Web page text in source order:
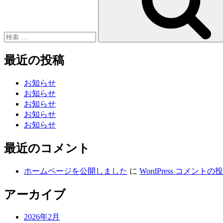
最近の投稿
お知らせ
お知らせ
お知らせ
お知らせ
お知らせ
最近のコメント
ホームページを公開しました に WordPress コメントの
アーカイブ
2026年2月